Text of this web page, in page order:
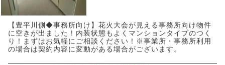
【豊平川側◆事務所向け】花火大会が見える事務所向け物件
に空きが出ました！内装状態もよくマンションタイプのつく
り！まずはお気軽にご相談ください！※事業所・事務所利用
の場合は契約内容に変動がある場合がございます。